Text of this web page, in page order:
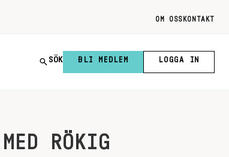
OM OSS KONTAKT
SÖK BLI MEDLEM LOGGA IN
MED RÖKIG